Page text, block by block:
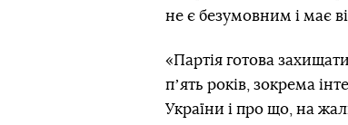
не є безумовним і має
«Партія готова
пʼять років, зокрема
України і про що, на